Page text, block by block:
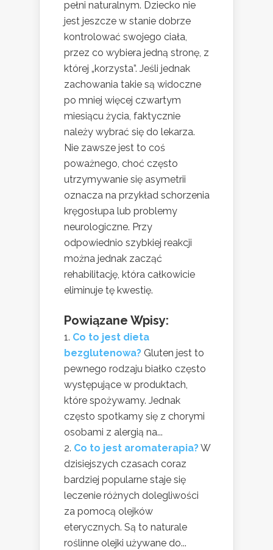
pełni naturalnym. Dziecko nie
jest jeszcze w stanie dobrze
kontrolować swojego ciała,
przez co wybiera jedną stronę, z
której „korzysta”. Jeśli jednak
zachowania takie są widoczne
po mniej więcej czwartym
miesiącu życia, faktycznie
należy wybrać się do lekarza.
Nie zawsze jest to coś
poważnego, choć często
utrzymywanie się asymetrii
oznacza na przykład schorzenia
kręgosłupa lub problemy
neurologiczne. Przy
odpowiednio szybkiej reakcji
można jednak zacząć
rehabilitację, która całkowicie
eliminuje tę kwestię.
Powiązane Wpisy:
Co to jest dieta
bezglutenowa? Gluten jest to
pewnego rodzaju białko często
występujące w produktach,
które spożywamy. Jednak
często spotkamy się z chorymi
osobami z alergią na...
Co to jest aromaterapia?W
dzisiejszych czasach coraz
bardziej popularne staje się
leczenie różnych dolegliwości
za pomocą olejków
eterycznych. Są to naturale
roślinne olejki używane do...